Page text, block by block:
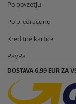
Po povzetju
Po predračunu
Kreditne kartice
PayPal
DOSTAVA 6,99 EUR ZA